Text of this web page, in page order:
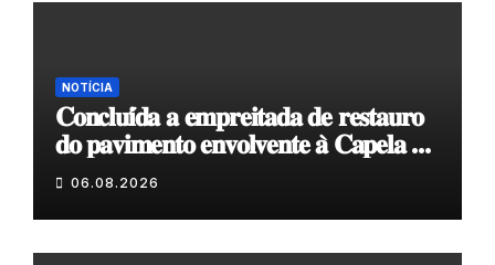
NOTÍCIA
𝐂𝐨𝐧𝐜𝐥𝐮𝐢́𝐝𝐚 𝐚 𝐞𝐦𝐩𝐫𝐞𝐢𝐭𝐚𝐝𝐚 𝐝𝐞 𝐫𝐞𝐬𝐭𝐚𝐮𝐫𝐨
𝐝𝐨 𝐩𝐚𝐯𝐢𝐦𝐞𝐧𝐭𝐨 𝐞𝐧𝐯𝐨𝐥𝐯𝐞𝐧𝐭𝐞 𝐚̀ 𝐂𝐚𝐩𝐞𝐥𝐚 𝐝𝐞
𝐂𝐨𝐯𝐚𝐬
06.08.2026